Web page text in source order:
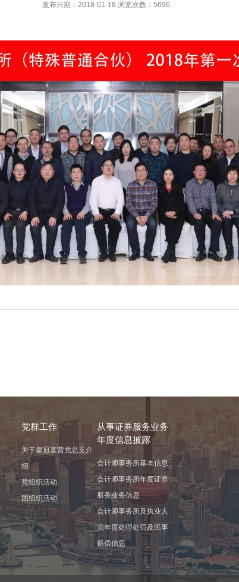
发布日期：2018-01-18 浏览次数：5696
党群工作
关于皇冠直营党总支介
绍
党组织活动
团组织活动
从事证券服务业务
年度信息披露
会计师事务所基本信息
会计师事务所年度证券
服务业务信息
会计师事务所及执业人
员年度处理处罚及民事
赔偿信息